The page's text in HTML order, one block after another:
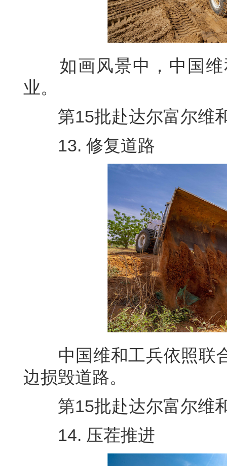
如画风景中，中国维
业。
第15批赴达尔富尔维
13. 修复道路
中国维和工兵依照联合
边损毁道路。
第15批赴达尔富尔维
14. 压茬推进